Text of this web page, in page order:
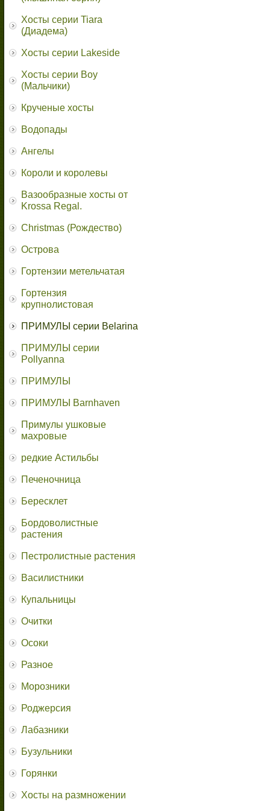
Хосты серии Tiara
(Диадема)
Хосты серии Lakeside
Хосты серии Boy
(Мальчики)
Крученые хосты
Водопады
Ангелы
Короли и королевы
Вазообразные хосты от
Krossa Regal.
Christmas (Рождество)
Острова
Гортензии метельчатая
Гортензия
крупнолистовая
ПРИМУЛЫ серии Belarina
ПРИМУЛЫ серии
Pollyanna
ПРИМУЛЫ
ПРИМУЛЫ Barnhaven
Примулы ушковые
махровые
редкие Астильбы
Печеночница
Бересклет
Бордоволистные
растения
Пестролистные растения
Василистники
Купальницы
Очитки
Осоки
Разное
Морозники
Роджерсия
Лабазники
Бузульники
Горянки
Хосты на размножении